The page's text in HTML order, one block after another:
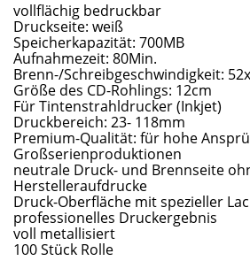
vollflächig bedruckbar
Druckseite: weiß
Speicherkapazität: 700MB
Aufnahmezeit: 80Min.
Brenn-/Schreibgeschwindigkeit: 52x
Größe des CD-Rohlings: 12cm
Für Tintenstrahldrucker (Inkjet)
Druckbereich: 23- 118mm
Premium-Qualität: für hohe
Großserienproduktionen
neutrale Druck- und Brennseite
Herstelleraufdrucke
Druck-Oberfläche mit spezieller
professionelles Druckergebnis
voll metallisiert
100 Stück Rolle